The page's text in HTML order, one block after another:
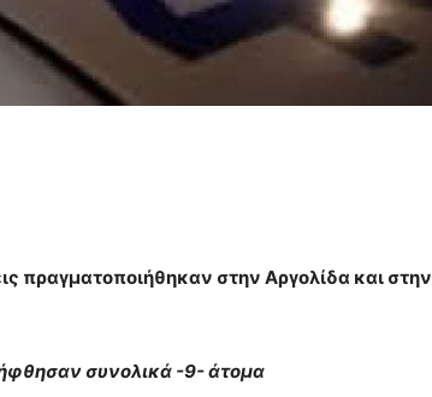
πραγματοποιήθηκαν στην Αργολίδα και στην
συνολικά -9- άτομα